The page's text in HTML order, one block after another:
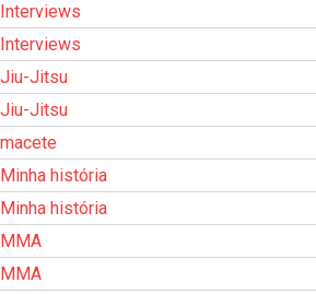
Interviews
Interviews
Jiu-Jitsu
Jiu-Jitsu
macete
Minha história
Minha história
MMA
MMA